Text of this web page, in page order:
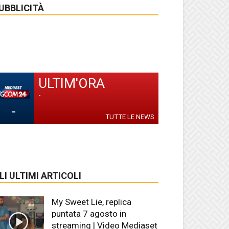
-
ULTIM'ORA
-
TUTTE LE NEWS
ULTIMI ARTICOLI
My Sweet Lie, replica
puntata 7 agosto in
streaming | Video Mediaset